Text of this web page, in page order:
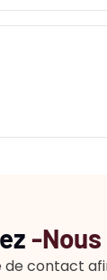
-nous
contact